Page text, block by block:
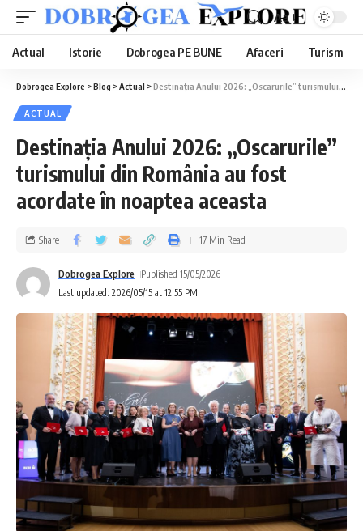
Aa
Actual Istorie Dobrogea PE BUNE Afaceri Turism
Dobrogea Explore >Blog >Actual >Destinația Anului 2026: „Oscarurile” turismului din România au fost acordate în noaptea aceasta
ACTUAL
Destinația Anului 2026: „Oscarurile”
turismului din România au fost
acordate în noaptea aceasta
Last updated: 2026/05/15 at 12:55 PM
Dobrogea Explore Published 15/05/2026
Share 17 Min Read